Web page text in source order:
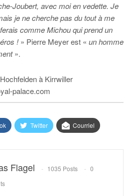
Joubert, avec moi en vedette. Je
je ne cherche pas du tout à me
comme Michou qui prend un
!» Pierre Meyer est « un homme
».
à Kirrwiller
palace.com
Twitter Courriel
Flagel 1035 Posts
0